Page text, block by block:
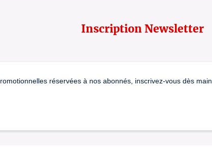
Inscription Newsletter
réservées à nos abonnés, inscrivez-vous dès